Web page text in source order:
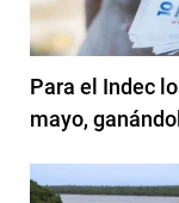
Para el Indec
mayo,